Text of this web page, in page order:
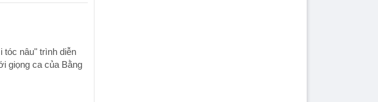
tóc nâu" trình diễn
giọng ca của Bằng